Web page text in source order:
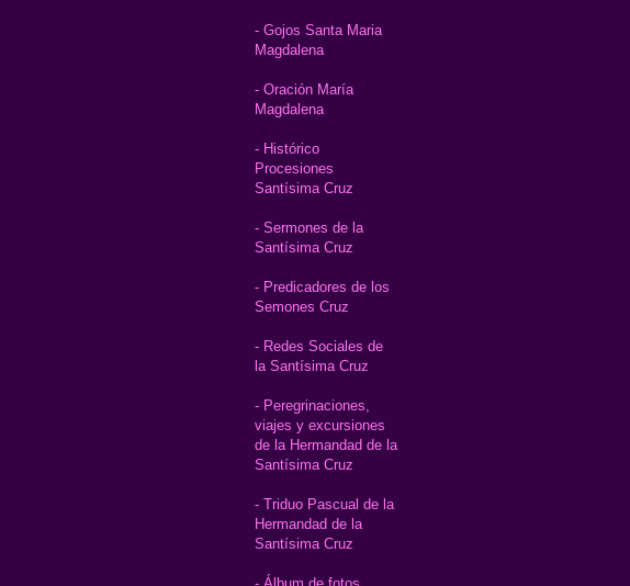
- Gojos Santa Maria
Magdalena
- Oración María
Magdalena
- Histórico
Procesiones
Santísima Cruz
- Sermones de la
Santísima Cruz
- Predicadores de los
Semones Cruz
- Redes Sociales de
la Santísima Cruz
- Peregrinaciones,
viajes y excursiones
de la Hermandad de la
Santísima Cruz
- Triduo Pascual de la
Hermandad de la
Santísima Cruz